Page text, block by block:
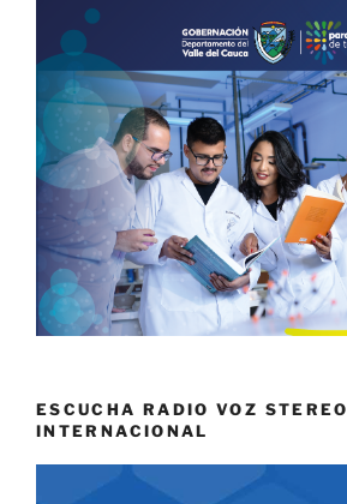
ESCUCHA RADIO VOZ STEREO
INTERNACIONAL